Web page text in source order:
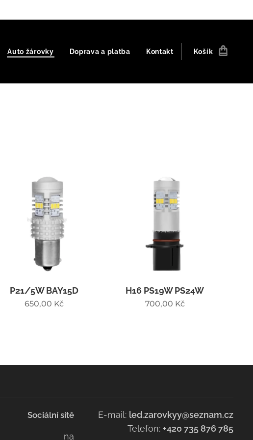
Auto žárovky Doprava a platba Kontakt Košík
P21/5W BAY15D
650,00 Kč
H16 PS19W PS24W
700,00 Kč
Sociální sítě
na
E-mail: led.zarovkyy@seznam.cz
Telefon: +420 735 876 785